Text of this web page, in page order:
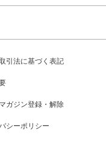
引法に基づく表記
ガジン登録・解除
シーポリシー